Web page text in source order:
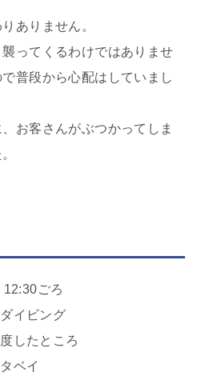
ありません。
ってくるわけではありませ
普段から心配はしていまし
お客さんがぶつかってしま
ごろ
イビング
したところ
ベイ